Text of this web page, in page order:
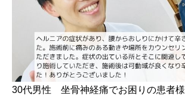
30代男性 坐骨神経痛でお困りの患者様